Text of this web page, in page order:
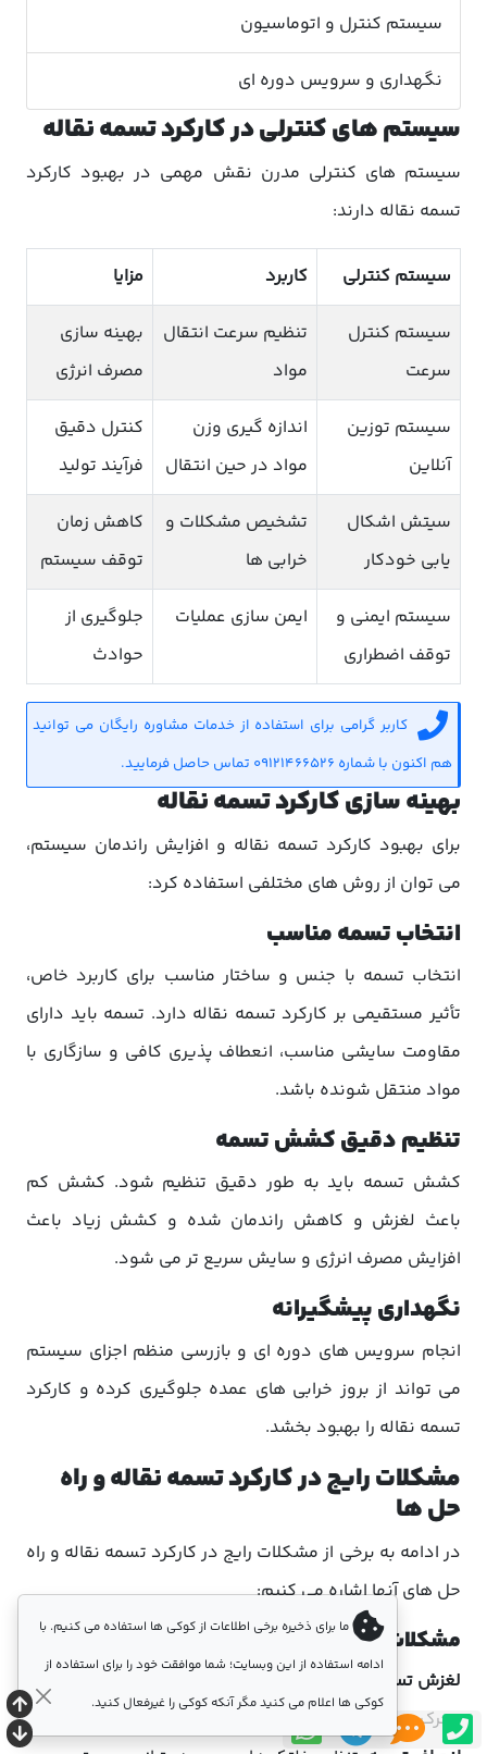
سیستم کنترل و اتوماسیون
نگهداری و سرویس دوره ای
سیستم های کنترلی در کارکرد تسمه نقاله
سیستم های کنترلی مدرن نقش مهمی در بهبود کارکرد
تسمه نقاله دارند:
سیستم کنترلی کاربرد مزایا
سیستم کنترل
سرعت
تنظیم سرعت انتقال
مواد
بهینه سازی
مصرف انرژی
سیستم توزین
آنلاین
اندازه گیری وزن
مواد در حین انتقال
کنترل دقیق
فرآیند تولید
سیتش اشکال
یابی خودکار
تشخیص مشکلات و
خرابی ها
کاهش زمان
توقف سیستم
سیستم ایمنی و
توقف اضطراری
ایمن سازی عملیات
جلوگیری از
حوادث
کاربر گرامی برای استفاده از خدمات مشاوره رایگان می توانید
هم اکنون با شماره 09121466526 تماس حاصل فرمایید.
بهینه سازی کارکرد تسمه نقاله
برای بهبود کارکرد تسمه نقاله و افزایش راندمان سیستم،
می توان از روش های مختلفی استفاده کرد:
انتخاب تسمه مناسب
انتخاب تسمه با جنس و ساختار مناسب برای کاربرد خاص،
تأثیر مستقیمی بر کارکرد تسمه نقاله دارد. تسمه باید دارای
مقاومت سایشی مناسب، انعطاف پذیری کافی و سازگاری با
مواد منتقل شونده باشد.
تنظیم دقیق کشش تسمه
کشش تسمه باید به طور دقیق تنظیم شود. کشش کم
باعث لغزش و کاهش راندمان شده و کشش زیاد باعث
افزایش مصرف انرژی و سایش سریع تر می شود.
نگهداری پیشگیرانه
انجام سرویس های دوره ای و بازرسی منظم اجزای سیستم
می تواند از بروز خرابی های عمده جلوگیری کرده و کارکرد
تسمه نقاله را بهبود بخشد.
مشکلات رایج در کارکرد تسمه نقاله و راه
حل ها
در ادامه به برخی از مشکلات رایج در کارکرد تسمه نقاله و راه
حل های آنها اشاره می کنیم:
مشکلات و راه حل های رایج:
لغزش تسمه:
محرک
ما برای ذخیره برخی اطلاعات از کوکی ها استفاده می کنیم. با
ادامه استفاده از این وبسایت؛ شما موافقت خود را برای استفاده از
کوکی ها اعلام می کنید مگر آنکه کوکی را غیرفعال کنید.